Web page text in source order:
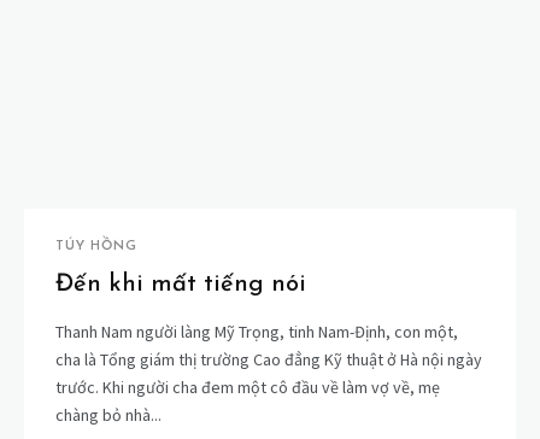
TÚY HỒNG
Đến khi mất tiếng nói
Thanh Nam người làng Mỹ Trọng, tinh Nam-Định, con một,
cha là Tổng giám thị trường Cao đẳng Kỹ thuật ở Hà nội ngày
trước. Khi người cha đem một cô đầu về làm vợ về, mẹ
chàng bỏ nhà...